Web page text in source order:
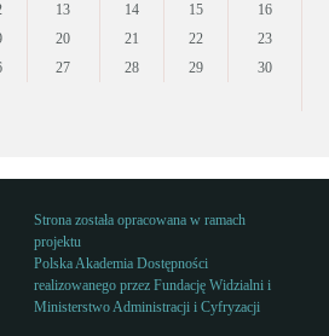
13 14 15
16
20 21 22
23
27 28 29
30
Strona została opracowana w ramach
projektu
Polska Akademia Dostępności
realizowanego przez Fundację Widzialnii
Ministerstwo Administracji i Cyfryzacji